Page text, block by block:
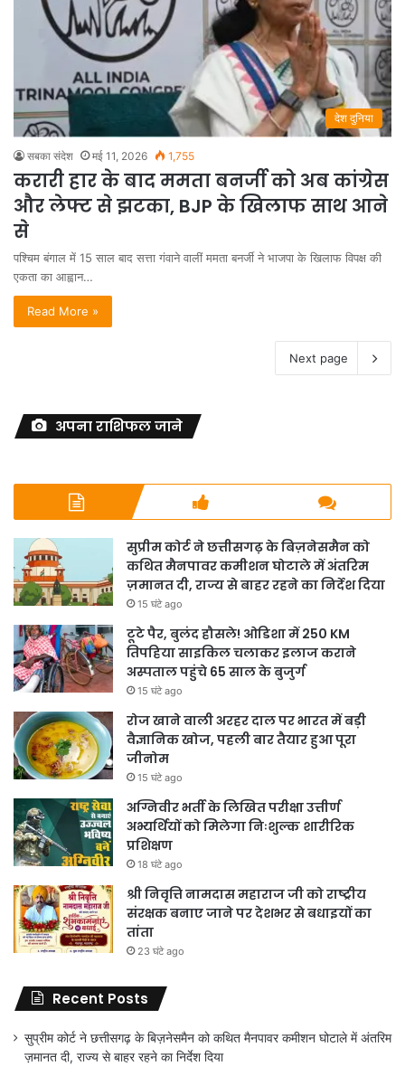
देश दुनिया
सबका संदेश मई 11, 2026 1,755
करारी हार के बाद ममता बनर्जी को अब कांग्रेस
और लेफ्ट से झटका, BJP के खिलाफ साथ आने
से
पश्चिम बंगाल में 15 साल बाद सत्ता गंवाने वालीं ममता बनर्जी ने भाजपा के खिलाफ विपक्ष की
एकता का आह्वान…
Read More »
Next page
अपना राशिफल जाने
सुप्रीम कोर्ट ने छत्तीसगढ़ के बिज़नेसमैन को
कथित मैनपावर कमीशन घोटाले में अंतरिम
ज़मानत दी, राज्य से बाहर रहने का निर्देश दिया
15 घंटे ago
टूटे पैर, बुलंद हौसले! ओडिशा में 250 KM
तिपहिया साइकिल चलाकर इलाज कराने
अस्पताल पहुंचे 65 साल के बुजुर्ग
15 घंटे ago
रोज खाने वाली अरहर दाल पर भारत में बड़ी
वैज्ञानिक खोज, पहली बार तैयार हुआ पूरा
जीनोम
15 घंटे ago
अग्निवीर भर्ती के लिखित परीक्षा उत्तीर्ण
अभ्यर्थियों को मिलेगा निःशुल्क शारीरिक
प्रशिक्षण
18 घंटे ago
श्री निवृत्ति नामदास महाराज जी को राष्ट्रीय
संरक्षक बनाए जाने पर देशभर से बधाइयों का
तांता
23 घंटे ago
Recent Posts
सुप्रीम कोर्ट ने छत्तीसगढ़ के बिज़नेसमैन को कथित मैनपावर कमीशन घोटाले में अंतरिम
ज़मानत दी, राज्य से बाहर रहने का निर्देश दिया